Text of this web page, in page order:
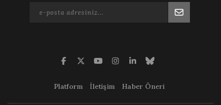
Platform İletişim Haber Öneri